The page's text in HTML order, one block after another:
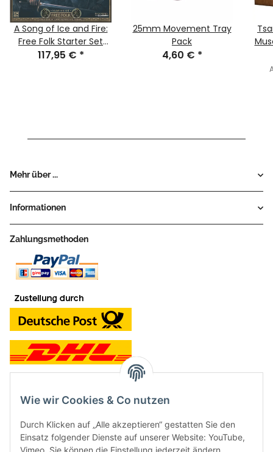
A Song of Ice and Fire:
Free Folk Starter Set
(English)
117,95 € *
25mm Movement Tray
Pack
4,60 € *
Mehr über ...
Informationen
Zahlungsmethoden
Neben dem Onlineshop haben wir ein Ladengeschäft in Hütten:
Wie wir Cookies & Co nutzen
Durch Klicken auf „Alle akzeptieren“ gestatten Sie den
Einsatz folgender Dienste auf unserer Website: YouTube,